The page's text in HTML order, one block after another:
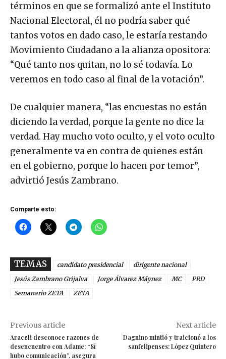
términos en que se formalizó ante el Instituto
Nacional Electoral, él no podría saber qué
tantos votos en dado caso, le estaría restando
Movimiento Ciudadano a la alianza opositora:
“Qué tanto nos quitan, no lo sé todavía. Lo
veremos en todo caso al final de la votación”.
De cualquier manera, “las encuestas no están
diciendo la verdad, porque la gente no dice la
verdad. Hay mucho voto oculto, y el voto oculto
generalmente va en contra de quienes están
en el gobierno, porque lo hacen por temor”,
advirtió Jesús Zambrano.
Comparte esto:
TEMAS candidato presidencial
dirigente nacional
Jesús Zambrano Grijalva
Jorge Álvarez Máynez MC
PRD
Semanario ZETA
ZETA
Previous article
Araceli desconoce razones de
desencuentro con Adame; “Sí
hubo comunicación”, asegura
Next article
Dagnino mintió y traicionó a los
sanfelipenses: López Quintero